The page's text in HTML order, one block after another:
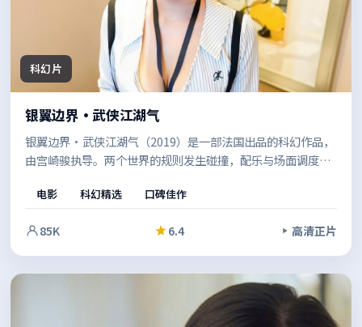
科幻片
银翼边界·武侠江湖气
银翼边界·武侠江湖气（2019）是一部法国出品的科幻作品，
由宫崎骏执导。两个世界的规则发生碰撞，配乐与场面调度相
回味余地。
电影 科幻精选 口碑佳作
85K 6.4 高清正片